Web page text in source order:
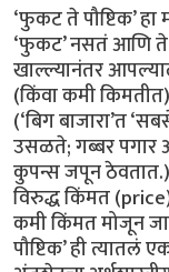
‘फुकट ते पौष्टिक’
‘फुकट’ नसतं आणि ते
खाल्ल्यानंतर
(किंवा कमी
(‘बिग बाजारा’त
उसळते; गब्बर पगार
कुपन्स जपून
विरुद्ध किंमत
कमी किंमत मोजून
पौष्टिक’ ही त्यातलं